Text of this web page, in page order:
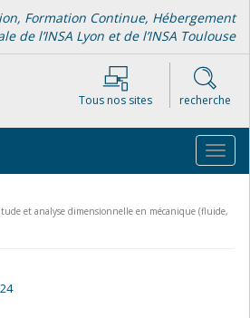
Formation Continue, Hébergement
de l’INSA Lyon et de l’INSA Toulouse
Tous nos sites recherche
et analyse dimensionnelle en mécanique (fluide,